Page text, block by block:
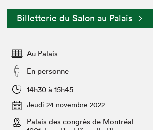
Espace médias
Espace exposant⋅e⋅s
Vidéos et Balados
Club de lecture Braindate
Édition 2022
Nous connaître
Projets partenaires 2022
Archives
Billetterie du Salon au Palais
Au Palais
En personne
14h30 à 15h45
Jeudi 24 novembre 2022
Palais des congrès de Montréal